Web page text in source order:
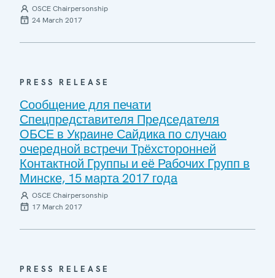
OSCE Chairpersonship
24 March 2017
PRESS RELEASE
Сообщение для печати
Спецпредставителя Председателя
ОБСЕ в Украине Сайдика по случаю
очередной встречи Трёхсторонней
Контактной Группы и её Рабочих Групп в
Минске, 15 марта 2017 года
OSCE Chairpersonship
17 March 2017
PRESS RELEASE